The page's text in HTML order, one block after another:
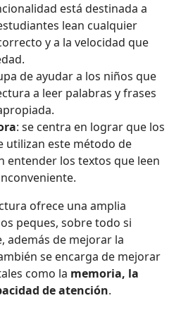
está destinada a
lean cualquier
y a la velocidad que
de ayudar a los niños que
a leer palabras y frases
: se centra en lograr que los
utilizan este método de
entender los textos que leen
ofrece una amplia
peques, sobre todo si
además de mejorar la
se encarga de mejorar
como la memoria, la
de atención.